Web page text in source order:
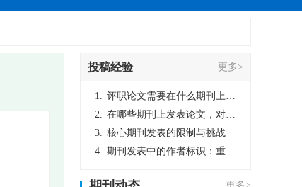
投稿经验 更多>
1. 评职论文需要在什么期刊上发表？
2. 在哪些期刊上发表论文，对考研有优势？
3. 核心期刊发表的限制与挑战
4. 期刊发表中的作者标识：重要性与实践